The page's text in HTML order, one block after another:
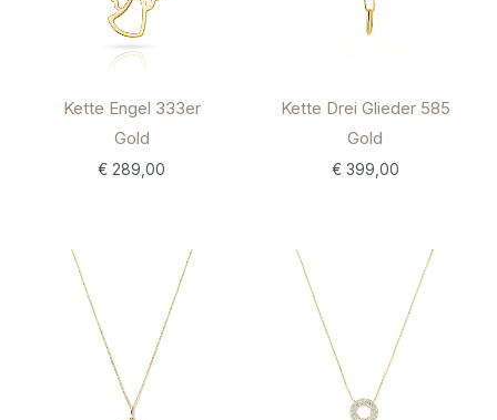
Kette Engel 333er
Gold
€ 289,00
Kette Drei Glieder 585
Gold
€399,00